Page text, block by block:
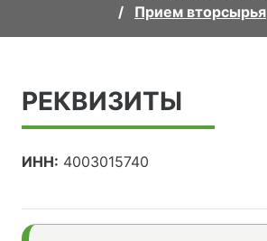
Прием вторсырья
РЕКВИЗИТЫ
ИНН: 4003015740